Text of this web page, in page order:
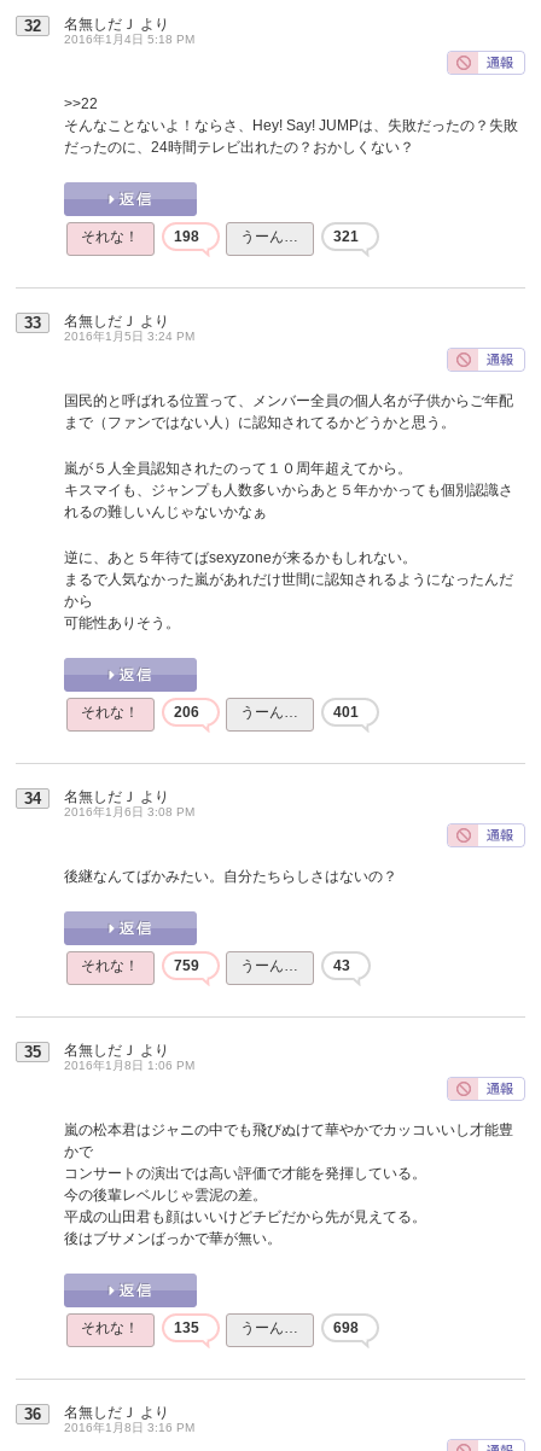
32 名無しだＪ より
2016年1月4日 5:18 PM
>>22
そんなことないよ！ならさ、Hey! Say! JUMPは、失敗だったの？失敗
だったのに、24時間テレビ出れたの？おかしくない？
それな！ 198 うーん… 321
33 名無しだＪ より
2016年1月5日 3:24 PM
国民的と呼ばれる位置って、メンバー全員の個人名が子供からご年配
まで（ファンではない人）に認知されてるかどうかと思う。
嵐が５人全員認知されたのって１０周年超えてから。
キスマイも、ジャンプも人数多いからあと５年かかっても個別認識さ
れるの難しいんじゃないかなぁ
逆に、あと５年待てばsexyzoneが来るかもしれない。
まるで人気なかった嵐があれだけ世間に認知されるようになったんだ
から
可能性ありそう。
それな！ 206 うーん… 401
34 名無しだＪ より
2016年1月6日 3:08 PM
後継なんてばかみたい。自分たちらしさはないの？
それな！ 759 うーん… 43
35 名無しだＪ より
2016年1月8日 1:06 PM
嵐の松本君はジャニの中でも飛びぬけて華やかでカッコいいし才能豊
かで
コンサートの演出では高い評価で才能を発揮している。
今の後輩レベルじゃ雲泥の差。
平成の山田君も顔はいいけどチビだから先が見えてる。
後はブサメンばっかで華が無い。
それな！ 135 うーん… 698
36 名無しだＪ より
2016年1月8日 3:16 PM